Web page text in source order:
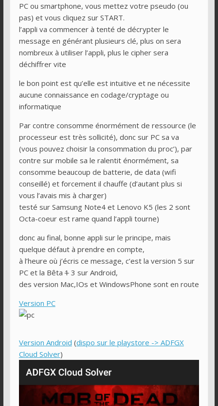
PC ou smartphone, vous mettez votre pseudo (ou
pas) et vous cliquez sur START.
l’appli va commencer à tenté de décrypter le
message en générant plusieurs clé, plus on sera
nombreux à utiliser l’appli, plus le cipher sera
déchiffrer vite
le bon point est qu’elle est intuitive et ne nécessite
aucune connaissance en codage/cryptage ou
informatique
Par contre consomme énormément de ressource (le
processeur est très sollicité), donc sur PC sa va
(vous pouvez choisir la consommation du proc’), par
contre sur mobile sa le ralentit énormément, sa
consomme beaucoup de batterie, de data (wifi
conseillé) et forcement il chauffe (d’autant plus si
vous l’avais mis à charger)
testé sur Samsung Note4 et Lenovo K5 (les 2 sont
Octa-coeur est rame quand l’appli tourne)
donc au final, bonne appli sur le principe, mais
quelque défaut à prendre en compte,
à l’heure où j’écris ce message, c’est la version 5 sur
PC et la Bêta13 sur Android,
des version Mac,IOs et WindowsPhone sont en route
Version PC
Version Android (dispo sur le playstore -> ADFGX
Cloud Solver)